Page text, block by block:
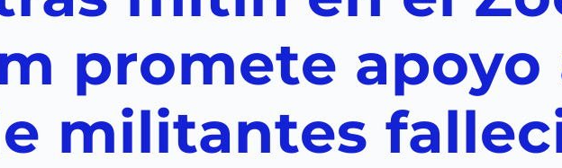
promete apoyo
militantes